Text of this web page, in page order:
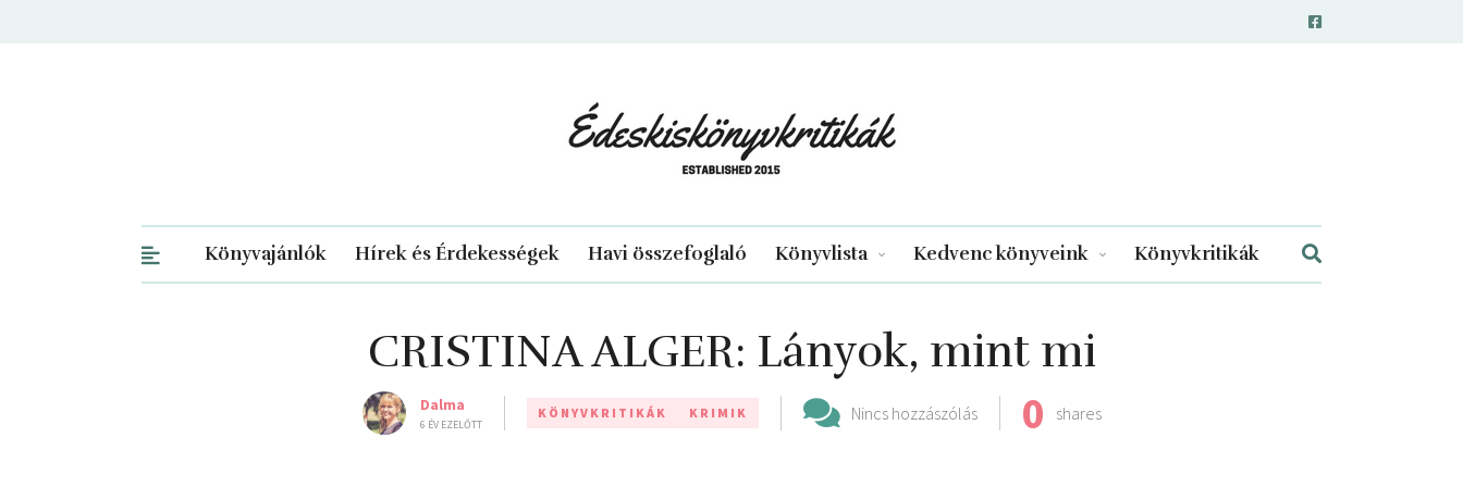
Könyvajánlók Hírek és Érdekességek Havi összefoglaló Könyvlista Kedvenc könyveink Könyvkritikák
CRISTINA ALGER: Lányok, ​mint mi
Dalma
6 ÉV EZELŐTT
KÖNYVKRITIKÁK KRIMIK Nincs hozzászólás 0 shares